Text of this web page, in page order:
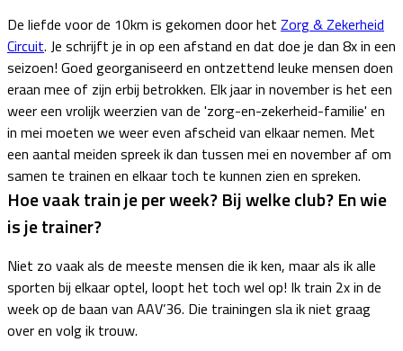
De liefde voor de 10km is gekomen door het Zorg & Zekerheid
Circuit. Je schrijft je in op een afstand en dat doe je dan 8x in een
seizoen! Goed georganiseerd en ontzettend leuke mensen doen
eraan mee of zijn erbij betrokken. Elk jaar in november is het een
weer een vrolijk weerzien van de 'zorg-en-zekerheid-familie' en
in mei moeten we weer even afscheid van elkaar nemen. Met
een aantal meiden spreek ik dan tussen mei en november af om
samen te trainen en elkaar toch te kunnen zien en spreken.
Hoe vaak train je per week? Bij welke club? En wie
is je trainer?
Niet zo vaak als de meeste mensen die ik ken, maar als ik alle
sporten bij elkaar optel, loopt het toch wel op! Ik train 2x in de
week op de baan van AAV’36. Die trainingen sla ik niet graag
over en volg ik trouw.